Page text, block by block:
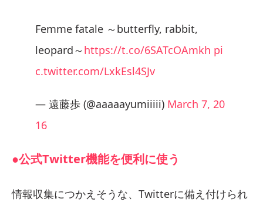
Femme fatale ～butterfly, rabbit,
leopard～ https://t.co/6SATcOAmkh pi
c.twitter.com/LxkEsl4SJv
— 遠藤歩 (@aaaaayumiiiii) March 7, 20
16
●公式Twitter機能を便利に使う
情報収集につかえそうな、Twitterに備え付けられ